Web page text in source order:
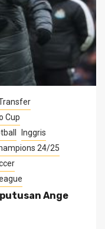
Cup
Inggris
24/25
Ange